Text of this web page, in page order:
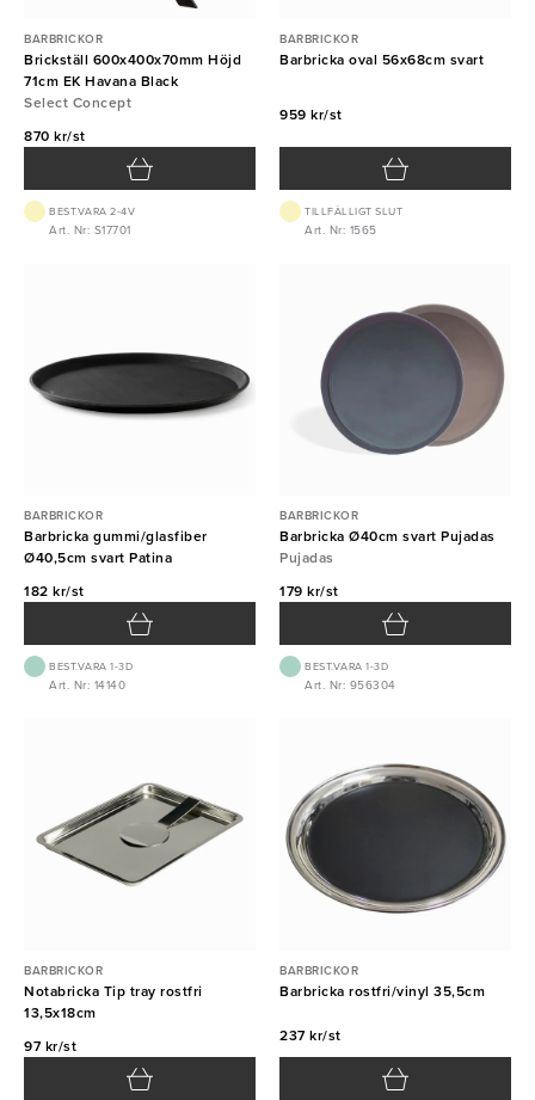
BARBRICKOR
Brickställ 600x400x70mm Höjd
71cm EK Havana Black
Select Concept
870 kr/st
BEST.VARA 2-4V
Art. Nr: S17701
BARBRICKOR
Barbricka oval 56x68cm svart
959 kr/st
TILLFÄLLIGT SLUT
Art. Nr: 1565
BARBRICKOR
Barbricka gummi/glasfiber
Ø40,5cm svart Patina
182 kr/st
BEST.VARA 1-3D
Art. Nr: 14140
BARBRICKOR
Barbricka Ø40cm svart Pujadas
Pujadas
179 kr/st
BEST.VARA 1-3D
Art. Nr: 956304
BARBRICKOR
Notabricka Tip tray rostfri
13,5x18cm
97 kr/st
BARBRICKOR
Barbricka rostfri/vinyl 35,5cm
237 kr/st